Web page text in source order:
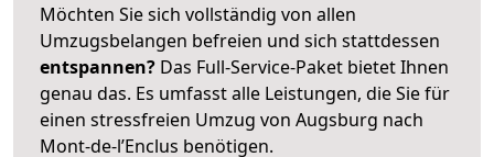
Möchten Sie sich vollständig von allen
Umzugsbelangen befreien und sich stattdessen
entspannen? Das Full-Service-Paket bietet Ihnen
genau das. Es umfasst alle Leistungen, die Sie für
einen stressfreien Umzug von Augsburg nach
Mont-de-l’Enclus benötigen.